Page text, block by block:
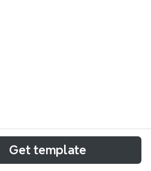
暢銷作家勝間和代提出的知
心智圖模板完整拆解了書
Get template